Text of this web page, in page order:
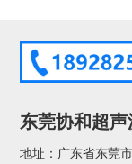
东莞协和超声
地址：广东省东莞